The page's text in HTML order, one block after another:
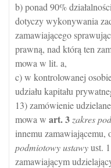
b) ponad 90%
dotyczy wykonywania
zamawiającego
prawną, nad którą ten
mowa w lit. a,
c) w kontrolowanej
udziału kapitału
13) zamówienie
mowa w art.3 zakres
innemu zamawiającemu,
podmiotowy ustawyust.
zamawiającym